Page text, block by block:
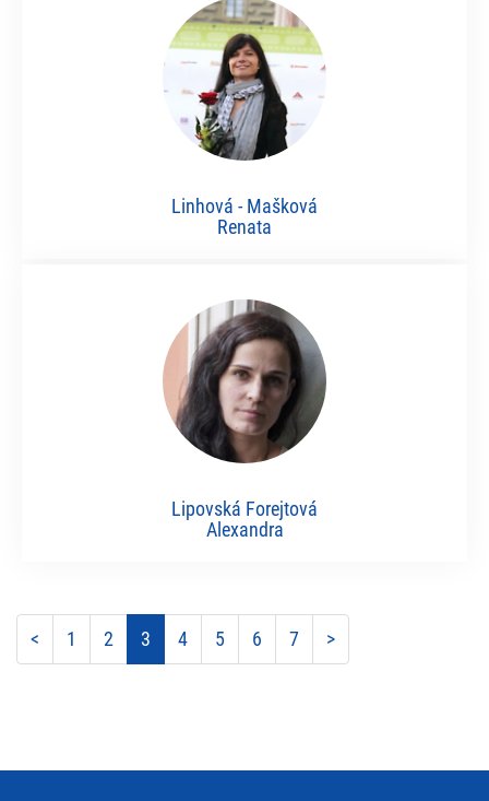
Linhová - Mašková
Renata
Lipovská Forejtová
Alexandra
< 1 2 3 4 5 6 7 >